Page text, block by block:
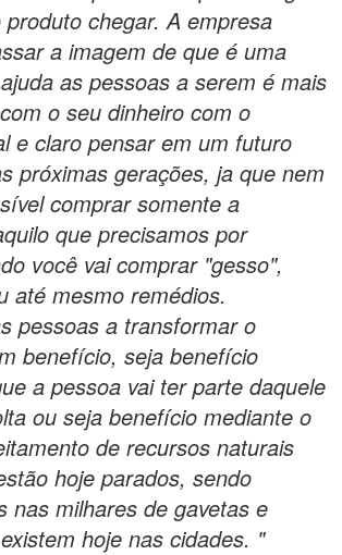
chegar. A empresa
a imagem de que é uma
as pessoas a serem é mais
o seu dinheiro com o
e claro pensar em um futuro
próximas gerações, ja que nem
comprar somente a
que precisamos por
você vai comprar "gesso",
até mesmo remédios.
pessoas a transformar o
benefício, seja benefício
a pessoa vai ter parte daquele
ou seja benefício mediante o
de recursos naturais
hoje parados, sendo
nas milhares de gavetas e
hoje nas cidades. "